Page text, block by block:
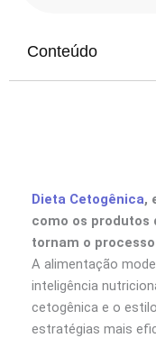
Conteúdo
Dieta Cetogênica,
como os produtos
tornam o
A alimentação
inteligência
cetogênica e o
estratégias mais